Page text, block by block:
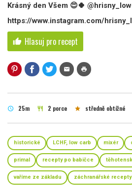
Krásný den Všem 😍🍀
https://www.instagram.com/
thumb_up Hlasuj pro recept
mail print
schedule 25m restaurant 2 porce star středně obtížné
historické LCHF, low carb mixér
primal recepty po babičce
vaříme ze základu záchranářské recepty